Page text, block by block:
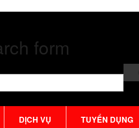
form
DỊCH VỤ TUYỂN DỤNG